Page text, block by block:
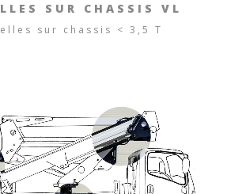
SUR CHASSIS VL
sur chassis < 3,5 T